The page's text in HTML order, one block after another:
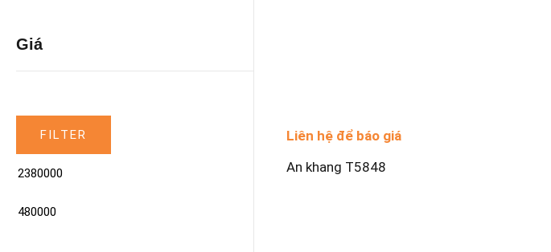
Giá
FILTER
Liên hệ để báo giá
An khang T5848